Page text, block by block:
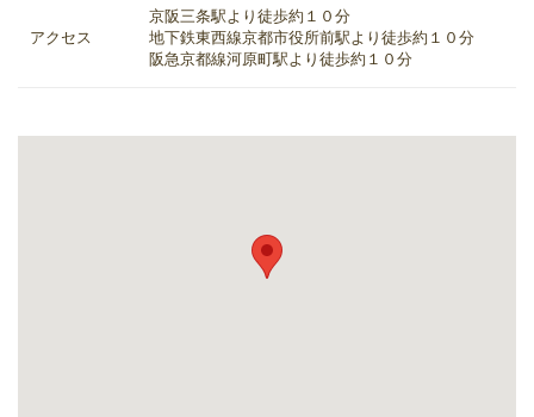
アクセス
京阪三条駅より徒歩約１０分
地下鉄東西線京都市役所前駅より徒歩約１０分
阪急京都線河原町駅より徒歩約１０分